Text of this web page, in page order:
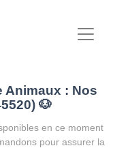
Animaux : Nos
🐶
en ce moment
pour assurer la